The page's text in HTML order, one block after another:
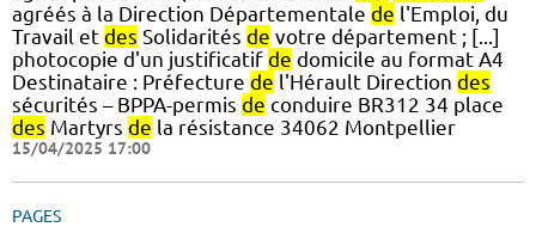
agréés à la Direction Départementale de l'Emploi, du
Travail et des Solidarités de votre département ; [...]
photocopie d'un justificatif de domicile au format A4
Destinataire : Préfecture de l'Hérault Direction des
sécurités – BPPA-permis de conduire BR312 34 place
des Martyrs de la résistance 34062 Montpellier
15/04/2025 17:00
PAGES